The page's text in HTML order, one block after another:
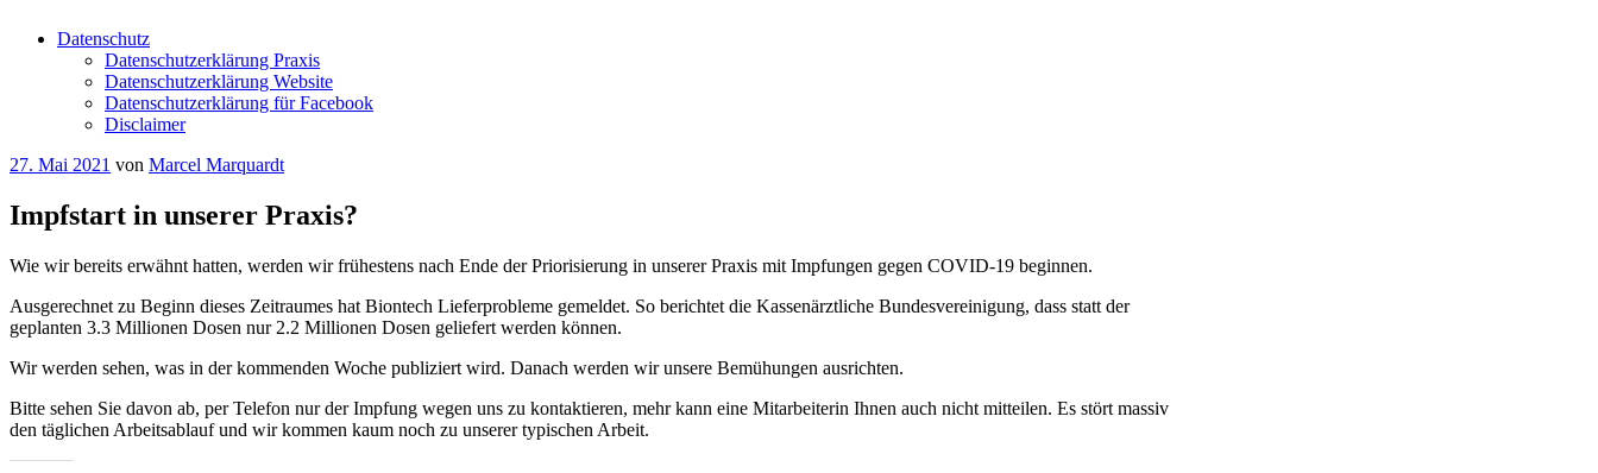
Datenschutz
Datenschutzerklärung Praxis
Datenschutzerklärung Website
Datenschutzerklärung für Facebook
Disclaimer
Veröffentlicht
27. Mai 2021 von Marcel Marquardt
Impfstart in unserer Praxis?
Wie wir bereits erwähnt hatten, werden wir frühestens nach Ende der Priorisierung in unserer Praxis mit Impfungen gegen COVID-19 beginnen.
Ausgerechnet zu Beginn dieses Zeitraumes hat Biontech Lieferprobleme gemeldet. So berichtet die Kassenärztliche Bundesvereinigung, dass statt der
geplanten 3.3 Millionen Dosen nur 2.2 Millionen Dosen geliefert werden können.
Wir werden sehen, was in der kommenden Woche publiziert wird. Danach werden wir unsere Bemühungen ausrichten.
Bitte sehen Sie davon ab, per Telefon nur der Impfung wegen uns zu kontaktieren, mehr kann eine Mitarbeiterin Ihnen auch nicht mitteilen. Es stört massiv
den täglichen Arbeitsablauf und wir kommen kaum noch zu unserer typischen Arbeit.